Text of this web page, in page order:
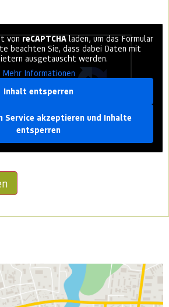
vonreCAPTCHAladen, um das Formular
beachten Sie, dass dabei Daten mit
ausgetauscht werden.
Mehr Informationen
Inhalt entsperren
Service akzeptieren und Inhalte
entsperren